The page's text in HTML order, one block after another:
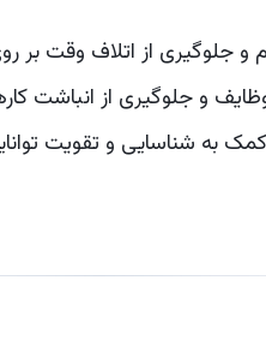
و جلوگیری از اتلاف وقت بر
و جلوگیری از انباشت
کمک به شناسایی و تقویت